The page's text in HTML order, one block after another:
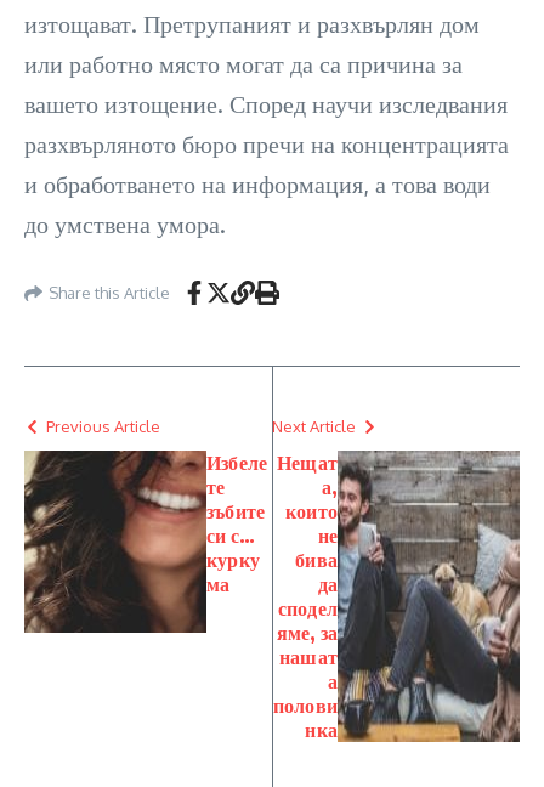
изтощават. Претрупаният и разхвърлян дом
или работно място могат да са причина за
вашето изтощение. Според научи изследвания
разхвърляното бюро пречи на концентрацията
и обработването на информация, а това води
до умствена умора.
Share this Article
Previous Article
Избеле
те
зъбите
си с…
курку
ма
Next Article
Нещат
а,
които
не
бива
да
сподел
яме, за
нашат
а
полови
нка